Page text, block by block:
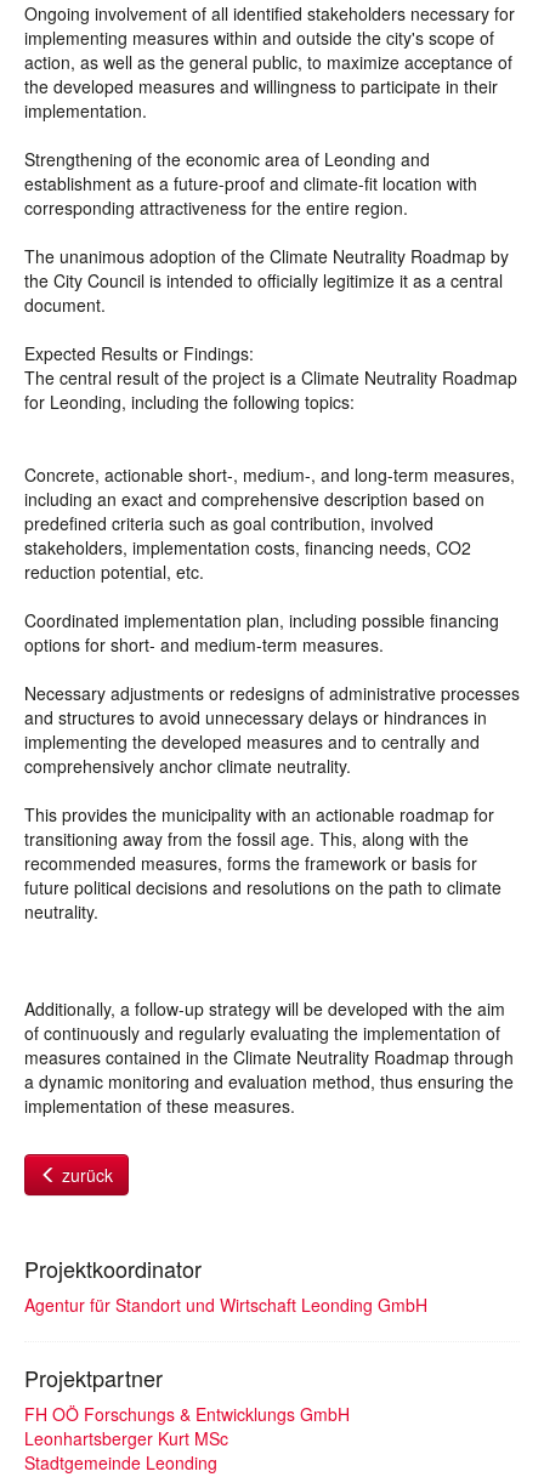
Ongoing involvement of all identified stakeholders necessary for
implementing measures within and outside the city's scope of
action, as well as the general public, to maximize acceptance of
the developed measures and willingness to participate in their
implementation.
Strengthening of the economic area of Leonding and
establishment as a future-proof and climate-fit location with
corresponding attractiveness for the entire region.
The unanimous adoption of the Climate Neutrality Roadmap by
the City Council is intended to officially legitimize it as a central
document.
Expected Results or Findings:
The central result of the project is a Climate Neutrality Roadmap
for Leonding, including the following topics:
Concrete, actionable short-, medium-, and long-term measures,
including an exact and comprehensive description based on
predefined criteria such as goal contribution, involved
stakeholders, implementation costs, financing needs, CO2
reduction potential, etc.
Coordinated implementation plan, including possible financing
options for short- and medium-term measures.
Necessary adjustments or redesigns of administrative processes
and structures to avoid unnecessary delays or hindrances in
implementing the developed measures and to centrally and
comprehensively anchor climate neutrality.
This provides the municipality with an actionable roadmap for
transitioning away from the fossil age. This, along with the
recommended measures, forms the framework or basis for
future political decisions and resolutions on the path to climate
neutrality.
Additionally, a follow-up strategy will be developed with the aim
of continuously and regularly evaluating the implementation of
measures contained in the Climate Neutrality Roadmap through
a dynamic monitoring and evaluation method, thus ensuring the
implementation of these measures.
zurück
Projektkoordinator
Agentur für Standort und Wirtschaft Leonding GmbH
Projektpartner
FH OÖ Forschungs & Entwicklungs GmbH
Leonhartsberger Kurt MSc
Stadtgemeinde Leonding